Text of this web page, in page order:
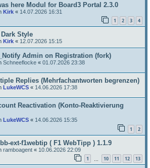
here Modul for Board3 Portal 2.3.0
Kirk « 14.07.2026 16:31
1 2 3 4
Dark Style
Kirk « 12.07.2026 15:15
Admin on Registration (fork)
Schneeflocke « 01.07.2026 23:38
Replies (Mehrfachantworten begrenzen)
LukeWCS « 14.06.2026 17:38
Reactivation (Konto-Reaktivierung
LukeWCS « 14.06.2026 15:35
1 2
ext-f1webtip ( F1 WebTipp ) 1.1.9
ramboagent « 10.06.2026 22:09
1 10 11 12 13